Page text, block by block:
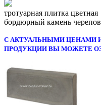
тротуарная плитка цветная
бордюрный камень
С АКТУАЛЬНЫМИ ЦЕНАМИ
ПРОДУКЦИИ ВЫ МОЖЕТЕ